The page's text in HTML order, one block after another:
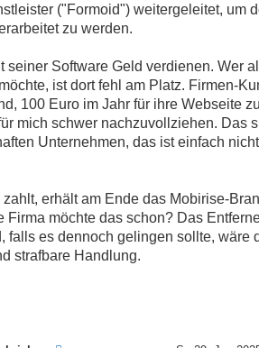
("Formoid") weitergeleitet, um
zu werden.
seiner Software Geld verdienen. Wer
ist dort fehl am Platz. Firmen-
100 Euro im Jahr für ihre Webseite
mich schwer nachzuvollziehen. Das
Unternehmen, das ist einfach nicht
erhält am Ende das Mobirise-
Firma möchte das schon? Das
falls es dennoch gelingen sollte, wäre
strafbare Handlung.